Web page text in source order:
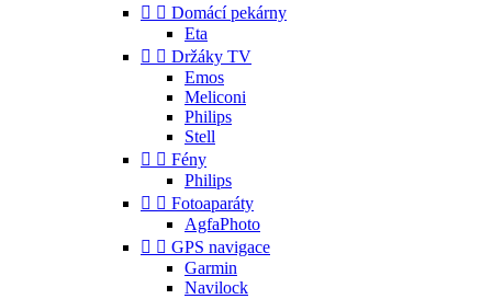
  Domácí pekárny
Eta
  Držáky TV
Emos
Meliconi
Philips
Stell
  Fény
Philips
  Fotoaparáty
AgfaPhoto
  GPS navigace
Garmin
Navilock